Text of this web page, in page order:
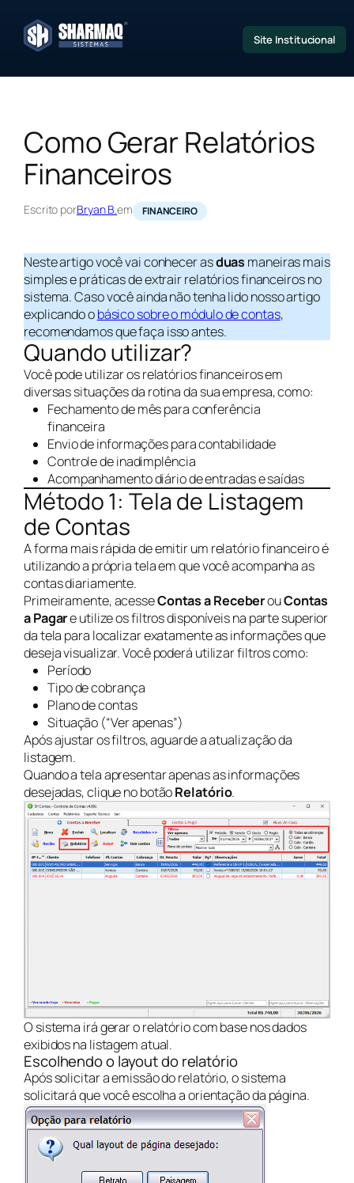
para
Site Institucional
Como Gerar Relatórios
Financeiros
Escrito porBryan B.em FINANCEIRO
Neste artigo você vai conhecer asduas maneiras mais
simples e práticas de extrair relatórios financeiros no
sistema. Caso você ainda não tenha lido nosso artigo
explicando obásico sobre o módulo de contas,
recomendamos que faça isso antes.
Quando utilizar?
Você pode utilizar os relatórios financeiros em
diversas situações da rotina da sua empresa, como:
Fechamento de mês para conferência
financeira
Envio de informações para contabilidade
Controle de inadimplência
Acompanhamento diário de entradas e saídas
Método 1: Tela de Listagem
de Contas
A forma mais rápida de emitir um relatório financeiro é
utilizando a própria tela em que você acompanha as
contas diariamente.
Primeiramente, acesseContas a ReceberouContas
a Pagare utilize os filtros disponíveis na parte superior
da tela para localizar exatamente as informações que
deseja visualizar. Você poderá utilizar filtros como:
Período
Tipo de cobrança
Plano de contas
Situação (“Ver apenas”)
Após ajustar os filtros, aguarde a atualização da
listagem.
Quando a tela apresentar apenas as informações
desejadas, clique no botãoRelatório.
O sistema irá gerar o relatório com base nos dados
exibidos na listagem atual.
Escolhendo o layout do relatório
Após solicitar a emissão do relatório, o sistema
solicitará que você escolha a orientação da página.